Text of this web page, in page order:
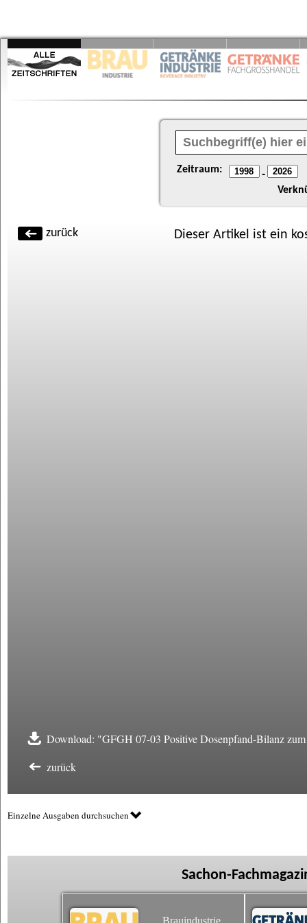
Zeitraum: -
zurück Dieser Artikel ist ein
Download: "GFGH 07-03 Positive Dosenpfand-Bilanz
zurück
Einzelne Ausgaben durchsuchen
Sachon-
Brauindustrie